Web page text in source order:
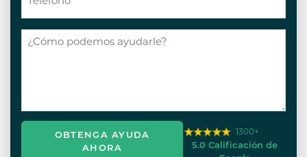
OBTENGA AYUDA
AHORA
1300+
5.0 Calificación de